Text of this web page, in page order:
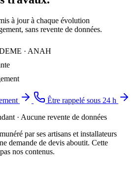
à jour à chaque évolution
sans revente de données.
· ANAH
Être rappelé sous 24 h
· Aucune revente de données
par ses artisans et installateurs
demande de devis aboutit. Cette
nos contenus.